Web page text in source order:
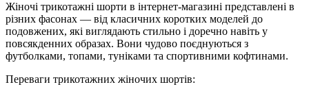
Жіночі трикотажні шорти в інтернет-магазині представлені в
різних фасонах — від класичних коротких моделей до
подовжених, які виглядають стильно і доречно навіть у
повсякденних образах. Вони чудово поєднуються з
футболками, топами, туніками та спортивними кофтинами.
Переваги трикотажних жіночих шортів: